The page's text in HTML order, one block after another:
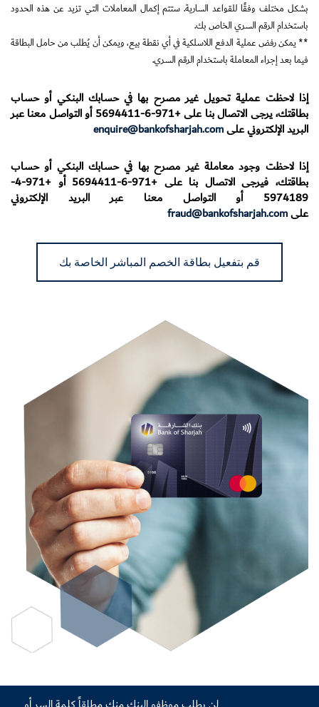
بشكل مختلف وفقًا للقواعد السارية. ستتم إكمال المعاملات التي تزيد عن هذه الحدود
باستخدام الرقم السري الخاص بك.
** يمكن رفض عملية الدفع اللاسلكية في أي نقطة بيع، ويمكن أن يُطلب من حامل البطاقة
فيما بعد إجراء المعاملة باستخدام الرقم السري.
إذا لاحظت عملية تحويل غير مصرح بها في حسابك البنكي أو حساب
بطاقتك، يرجى الاتصال بنا على+971-6-5694411
أو التواصل معنا عبر
البريد الإلكتروني علىenquire@bankofsharjah.com
إذا لاحظت وجود معاملة غير مصرح بها في حسابك البنكي أو حساب
بطاقتك، فيرجى الاتصال بنا على +971-6-5694411 أو
+971-4-
5974189 أو التواصل معنا عبر البريد الإلكتروني
علىfraud@bankofsharjah.com
قم بتفعيل بطاقة الخصم المباشر الخاصة بك